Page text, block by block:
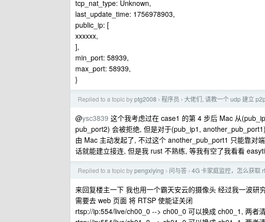
tcp_nat_type: Unknown,
last_update_time: 1756978903,
public_ip: [
xxxxxx,
],
min_port: 58939,
max_port: 58939,
}
Replied to a topic byptg2008 › 程序员 › 大佬们, 请教一个 udp 建立
@ysc3839 这个我考虑过在 case1 的第 4 步后 Mac 从
pub_port2) 会被拒绝, 但是对于(pub_ip1,
由 Mac 主动发起了, 不过这个 another_pub_port1 只能靠对
话就能建立接连, 但是我 rust 不熟练, 等我有空了我看看
Replied to a topic bypengxiying › 问与答 › 4G 卡家庭监控，怎么获取
来回复楼主一下 我也用一个霸天安云的摄像头 经过我一波研
需要去 web 页面 将 RTSP 使能证关闭
rtsp://ip:554/live/ch00_0 --> ch00_0 可以换成 ch00_1, 两者